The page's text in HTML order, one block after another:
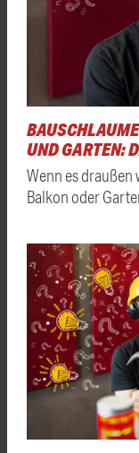
UND GARTEN:
Wenn es
Balkon oder